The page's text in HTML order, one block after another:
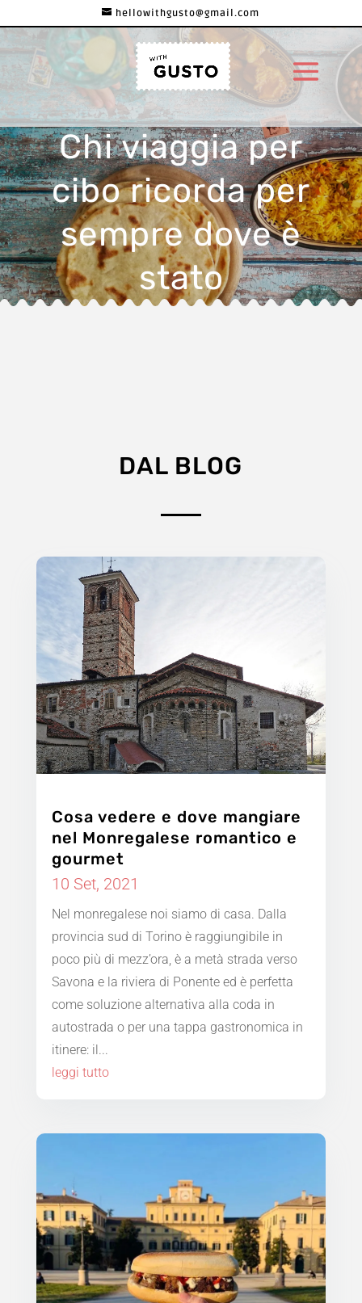
hellowithgusto@gmail.com
Chi viaggia per
cibo ricorda per
sempre dove è
stato
DAL BLOG
Cosa vedere e dove mangiare
nel Monregalese romantico e
gourmet
10 Set, 2021
Nel monregalese noi siamo di casa. Dalla
provincia sud di Torino è raggiungibile in
poco più di mezz’ora, è a metà strada verso
Savona e la riviera di Ponente ed è perfetta
come soluzione alternativa alla coda in
autostrada o per una tappa gastronomica in
itinere: il...
leggi tutto